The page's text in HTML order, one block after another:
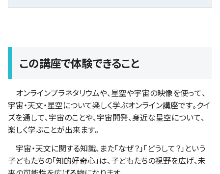
この講座で体験できること
オンラインプラネタリウムや、星空や宇宙の映像を使って、
宇宙・天文・星空について楽しく学ぶオンライン講座です。クイ
ズを通して、宇宙のことや、宇宙開発、身近な星空について、
楽しく学ぶことが出来ます。
宇宙・天文に関する知識、また「なぜ？」「どうして？」という
子どもたちの「知的好奇心」は、子どもたちの視野を広げ、未